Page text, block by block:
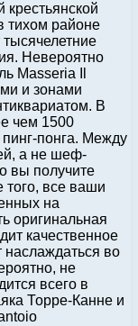
тихом районе
тысячелетние
Невероятно
Masseria Il
и зонами
В
чем 1500
понга. Между
а не шеф-
вы получите
того, все ваши
на
оригинальная
качественное
наслаждаться во
не
всего в
Торре-Канне и